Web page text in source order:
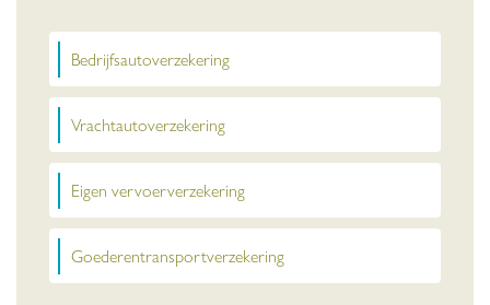
Bedrijfsautoverzekering
Vrachtautoverzekering
Eigen vervoerverzekering
Goederentransportverzekering